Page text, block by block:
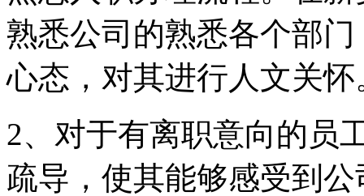
熟悉公司的熟悉各个部
心态，对其进行人文关怀
2、对于有离职意向的员
疏导，使其能够感受到